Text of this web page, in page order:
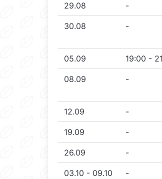
29.08 -
30.08 -
05.09 19:00 -
08.09 -
12.09 -
19.09 -
26.09 -
03.10 - 09.10 -